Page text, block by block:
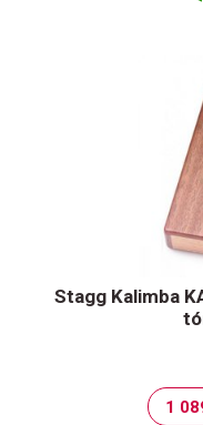
Stagg Kalimba